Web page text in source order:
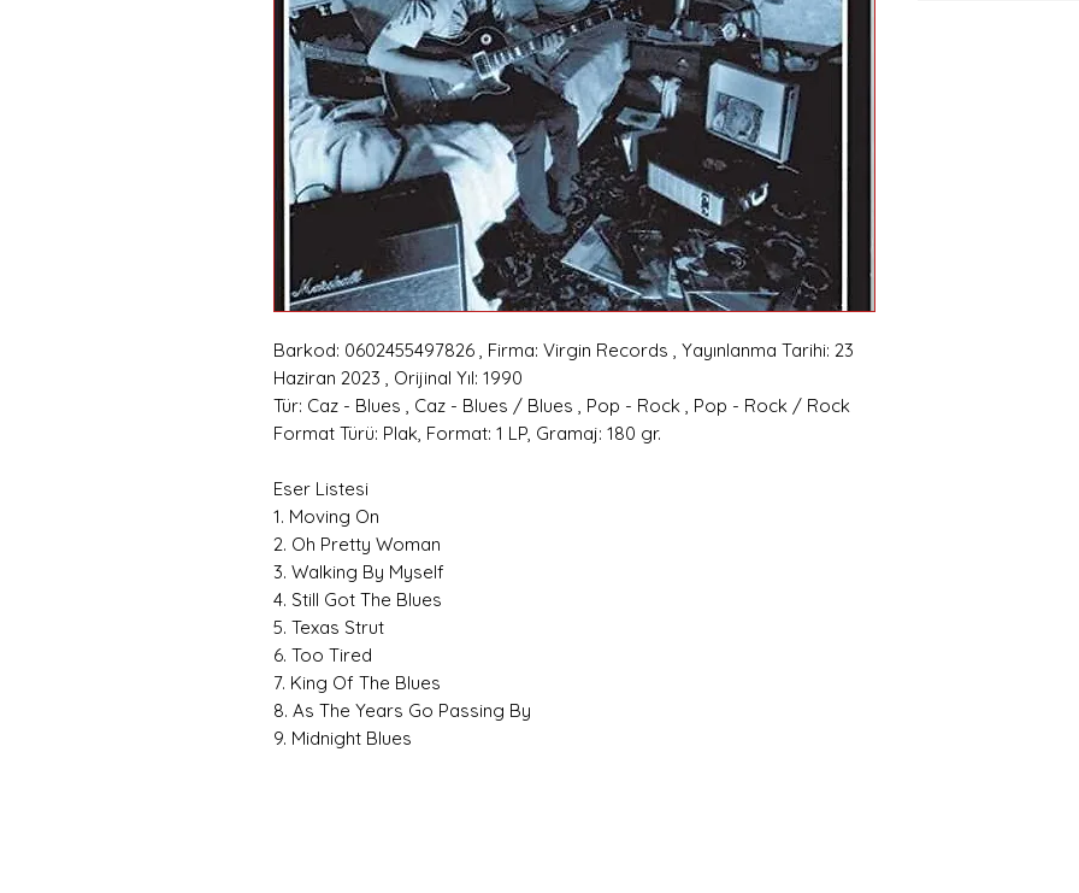
Barkod: 0602455497826 , Firma: Virgin Records , Yayınlanma Tarihi: 23
Haziran 2023 , Orijinal Yıl: 1990
Tür: Caz - Blues , Caz - Blues / Blues , Pop - Rock , Pop - Rock / Rock
Format Türü: Plak, Format: 1 LP, Gramaj: 180 gr.
Eser Listesi
1. Moving On
2. Oh Pretty Woman
3. Walking By Myself
4. Still Got The Blues
5. Texas Strut
6. Too Tired
7. King Of The Blues
8. As The Years Go Passing By
9. Midnight Blues